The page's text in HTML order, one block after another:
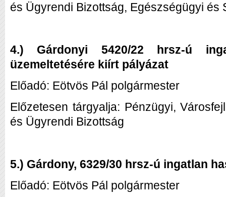
és Ügyrendi Bizottság, Egészségügyi és
4.) Gárdonyi 5420/22 hrsz-ú
üzemeltetésére kiírt pályázat
Előadó: Eötvös Pál polgármester
Előzetesen tárgyalja: Pénzügyi,
és Ügyrendi Bizottság
5.) Gárdony, 6329/30 hrsz-ú ingatlan
Előadó: Eötvös Pál polgármester